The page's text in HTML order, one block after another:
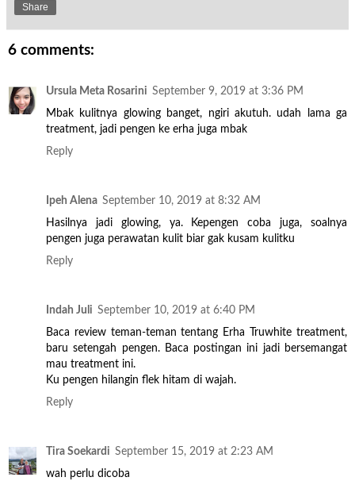
Share
6 comments:
Ursula Meta Rosarini September 9, 2019 at 3:36 PM
Mbak kulitnya glowing banget, ngiri akutuh. udah lama ga
treatment, jadi pengen ke erha juga mbak
Reply
Ipeh Alena September 10, 2019 at 8:32 AM
Hasilnya jadi glowing, ya. Kepengen coba juga, soalnya
pengen juga perawatan kulit biar gak kusam kulitku
Reply
Indah Juli September 10, 2019 at 6:40 PM
Baca review teman-teman tentang Erha Truwhite treatment,
baru setengah pengen. Baca postingan ini jadi bersemangat
mau treatment ini.
Ku pengen hilangin flek hitam di wajah.
Reply
Tira Soekardi September 15, 2019 at 2:23 AM
wah perlu dicoba